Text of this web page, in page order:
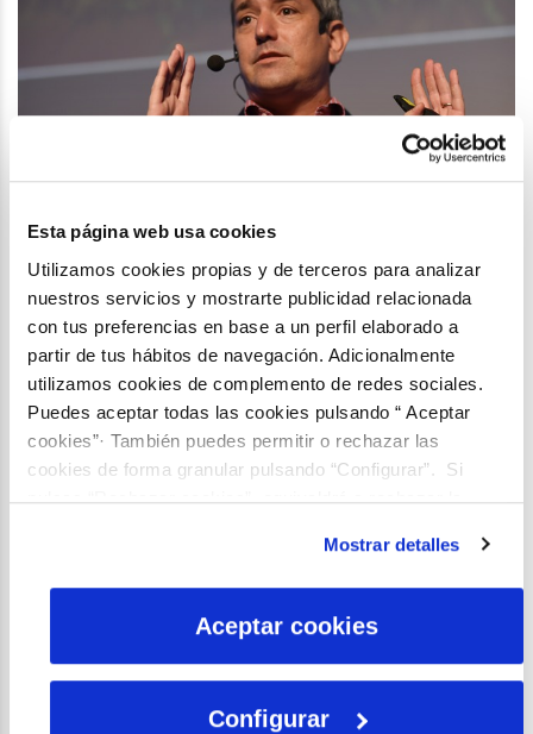
Esta página web usa cookies
Utilizamos cookies propias y de terceros para analizar
nuestros servicios y mostrarte publicidad relacionada
con tus preferencias en base a un perfil elaborado a
partir de tus hábitos de navegación. Adicionalmente
utilizamos cookies de complemento de redes sociales.
Puedes aceptar todas las cookies pulsando “ Aceptar
cookies”· También puedes permitir o rechazar las
cookies de forma granular pulsando “Configurar”. Si
pulsas “Rechazar cookies”, equivaldrá a rechazar la
son indispensables para que el sitio web funcione y que
por tanto no se pueden desactivar. Puedes consultar
Política de Cookies
Mostrar detalles
Aceptar cookies
Configurar
Vivir sin agua, rodeado
de agua